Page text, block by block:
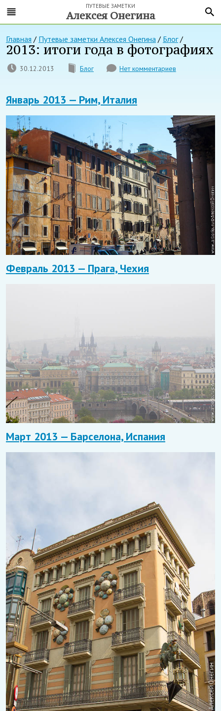
ПУТЕВЫЕ ЗАМЕТКИ
Алексея Онегина
Главная / Путевые заметки Алексея Онегина / Блог/
2013: итоги года в фотографиях
30.12.2013 Блог Нет комментариев
Январь 2013 — Рим, Италия
Февраль 2013 — Прага, Чехия
Март 2013 — Барселона, Испания